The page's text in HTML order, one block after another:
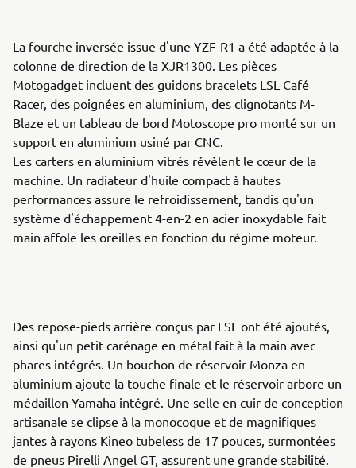
La fourche inversée issue d'une YZF-R1 a été adaptée à la
colonne de direction de la XJR1300. Les pièces
Motogadget incluent des guidons bracelets LSL Café
Racer, des poignées en aluminium, des clignotants M-
Blaze et un tableau de bord Motoscope pro monté sur un
support en aluminium usiné par CNC.
Les carters en aluminium vitrés révèlent le cœur de la
machine. Un radiateur d'huile compact à hautes
performances assure le refroidissement, tandis qu'un
système d'échappement 4-en-2 en acier inoxydable fait
main affole les oreilles en fonction du régime moteur.
Des repose-pieds arrière conçus par LSL ont été ajoutés,
ainsi qu'un petit carénage en métal fait à la main avec
phares intégrés. Un bouchon de réservoir Monza en
aluminium ajoute la touche finale et le réservoir arbore un
médaillon Yamaha intégré. Une selle en cuir de conception
artisanale se clipse à la monocoque et de magnifiques
jantes à rayons Kineo tubeless de 17 pouces, surmontées
de pneus Pirelli Angel GT, assurent une grande stabilité.